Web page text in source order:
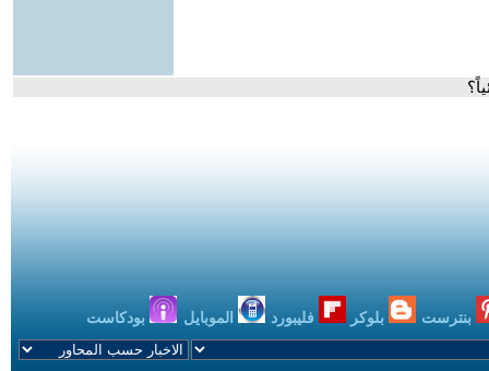
بنترست بلوكر فليبورد الموبايل بودكاست